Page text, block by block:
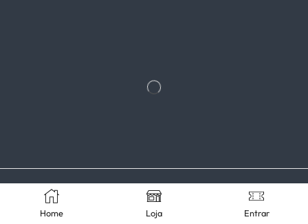
Home Loja Entrar